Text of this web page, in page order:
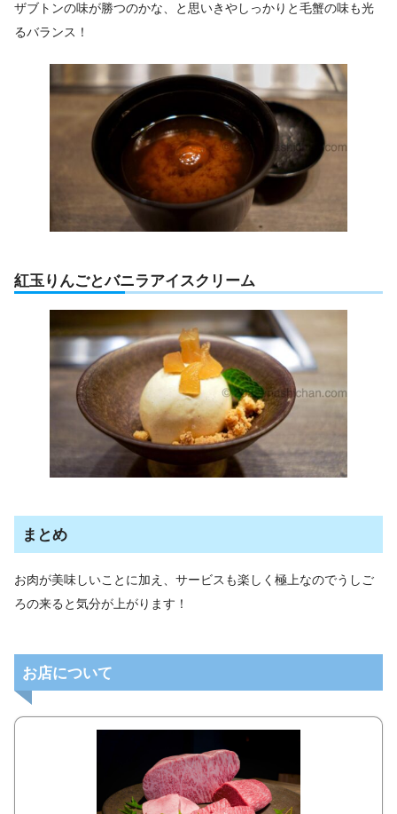
ザブトンの味が勝つのかな、と思いきやしっかりと毛蟹の味も光
るバランス！
紅玉りんごとバニラアイスクリーム
まとめ
お肉が美味しいことに加え、サービスも楽しく極上なのでうしご
ろの来ると気分が上がります！
お店について